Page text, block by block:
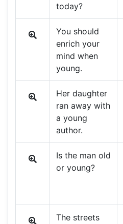
today?
You should
enrich your
mind when
young.
Her daughter
ran away with
a young
author.
Is the man old
or young?
The streets